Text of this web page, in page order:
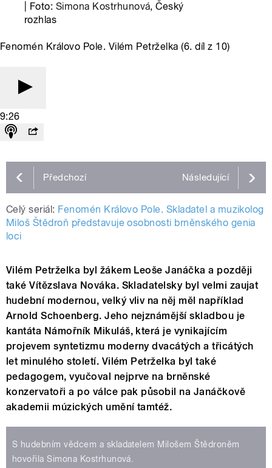
| Foto: Simona Kostrhunová, Český
rozhlas
Fenomén Královo Pole. Vilém Petrželka (6. díl z 10)
9:26
Předchozí Následující
Celý seriál: Fenomén Královo Pole. Skladatel a muzikolog
Miloš Štědroň představuje osobnosti brněnského genia
loci
Vilém Petrželka byl žákem Leoše Janáčka a později
také Vítězslava Nováka. Skladatelsky byl velmi zaujat
hudební modernou, velký vliv na něj měl například
Arnold Schoenberg. Jeho nejznámější skladbou je
kantáta Námořník Mikuláš, která je vynikajícím
projevem syntetizmu moderny dvacátých a třicátých
let minulého století. Vilém Petrželka byl také
pedagogem, vyučoval nejprve na brněnské
konzervatoři a po válce pak působil na Janáčkově
akademii múzických umění tamtéž.
S hudebním vědcem a skladatelem Milošem Štědroněm
hovořila Simona Kostrhunová.